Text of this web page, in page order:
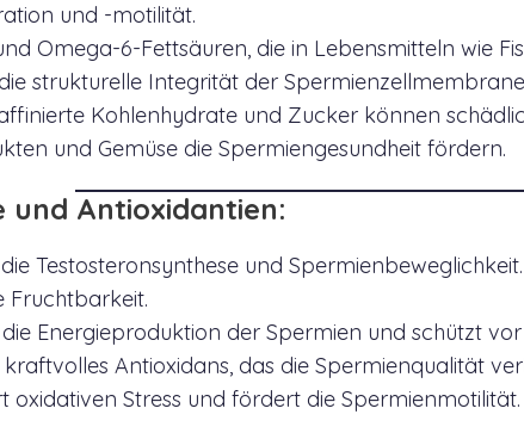
und -motilität.
Omega-6-Fettsäuren, die in Lebensmitteln wie
strukturelle Integrität der
Kohlenhydrate und Zucker können
und Gemüse die Spermiengesundheit fördern.
Antioxidantien:
Testosteronsynthese und
Fruchtbarkeit.
Energieproduktion der Spermien und schützt
kraftvolles Antioxidans, das die Spermienqualität
oxidativen Stress und fördert die